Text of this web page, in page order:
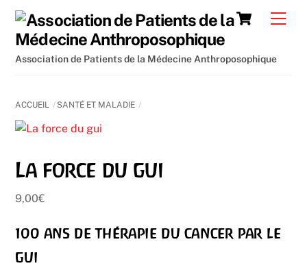
Skip
content
Cart
Association de Patients de la Médecine Anthroposophique
ACCUEIL SANTÉ ET MALADIE
La force du gui
9,00€
100 ans de thérapie du cancer par le
gui